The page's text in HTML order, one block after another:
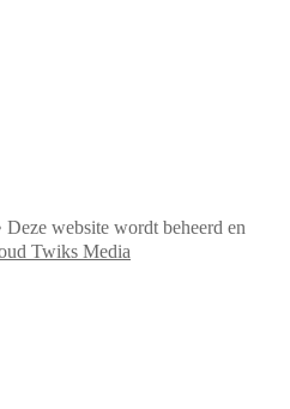
Deze website wordt beheerd en